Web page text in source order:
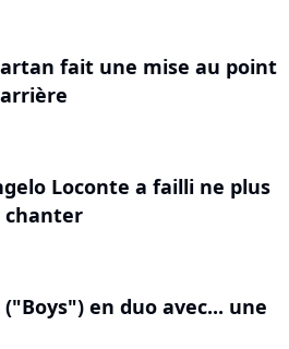
fait une mise au point
Loconte a failli ne plus
chanter
en duo avec... une